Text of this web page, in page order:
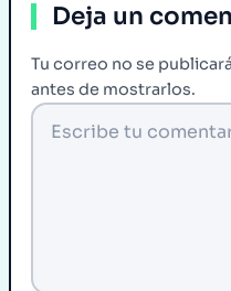
Deja un
Tu correo no se
antes de mostrarlos.